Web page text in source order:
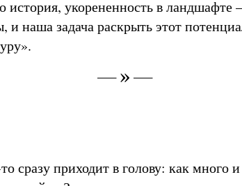
история, укорененность в ландшафте
и наша задача раскрыть этот
сразу приходит в голову: как много